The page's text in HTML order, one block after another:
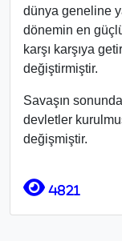
dünya geneline
dönemin en
karşı karşıya
değiştirmiştir.
Savaşın
devletler
değişmiştir.
4821